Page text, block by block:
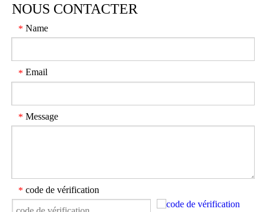
NOUS CONTACTER
* Name
* Email
* Message
* code de vérification